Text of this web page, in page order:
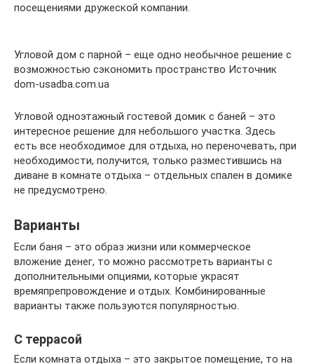
посещениями дружеской компании.
Угловой дом с парной – еще одно необычное решение с
возможностью сэкономить пространство Источник
dom-usadba.com.ua
Угловой одноэтажный гостевой домик с баней – это
интересное решение для небольшого участка. Здесь
есть все необходимое для отдыха, но переночевать, при
необходимости, получится, только разместившись на
диване в комнате отдыха – отдельных спален в домике
не предусмотрено.
Варианты
Если баня – это образ жизни или коммерческое
вложение денег, то можно рассмотреть варианты с
дополнительными опциями, которые украсят
времяпрепровождение и отдых. Комбинированные
варианты также пользуются популярностью.
С террасой
Если комната отдыха – это закрытое помещение, то на